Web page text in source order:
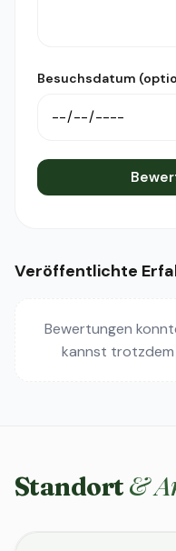
Besuchsdatum
Veröffentlichte
Bewertungen
kannst trotzdem
Standort &